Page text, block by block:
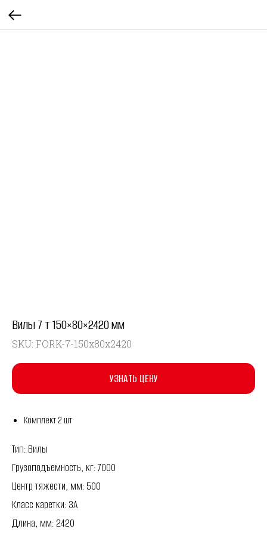
Вилы 7 т 150×80×2420 мм
SKU: FORK-7-150x80x2420
УЗНАТЬ ЦЕНУ
Комплект 2 шт
Тип: Вилы
Грузоподъемность, кг: 7000
Центр тяжести, мм: 500
Класс каретки: 3A
Длина, мм: 2420